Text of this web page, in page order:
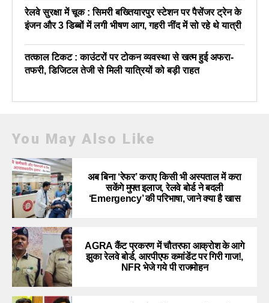
रेलवे सुरक्षा में चूक : सिमरी बख्तियारपुर स्टेशन पर पैसेंजर ट्रेन के
इंजन और 3 डिब्बों में लगी भीषण आग, गहरी नींद में सो रहे थे यात्री
तत्काल टिकट : काउंटरों पर टोकन व्यवस्था से खत्म हुई अफरा-
तफरी, डिजिटल तेजी से मिली यात्रियों को बड़ी राहत
You May Also Like
अब बिना ‘रेफर’ कराए किसी भी अस्पताल में करा
सकेंगे मुफ्त इलाज, रेलवे बोर्ड ने बदली
‘Emergency’ की परिभाषा, जाने क्या है खास
AGRA कैंट प्रकरण में चौतरफा आक्रोश के आगे
झुका रेलवे बोर्ड, आरपीएफ कमांडेंट पर गिरी गाज!,
NFR भेजे गये पी राजमोहन